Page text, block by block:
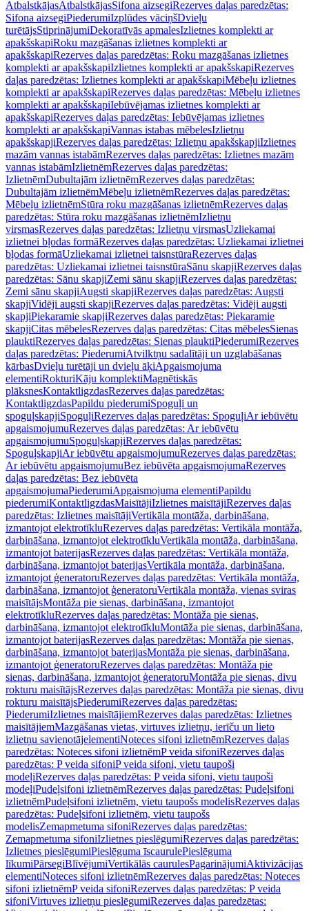
AtbalstkājasAtbalstkājasSifona aizsegiRezerves daļas paredzētas:
Sifona aizsegiPiederumiIzplūdes vāciņšDvieļu
turētājsStiprinājumiDekoratīvās apmalesIzlietnes komplekti ar
apakšskapiRoku mazgāšanas izlietnes komplekti ar
apakšskapiRezerves daļas paredzētas: Roku mazgāšanas izlietnes
komplekti ar apakšskapiIzlietnes komplekti ar apakšskapiRezerves
daļas paredzētas: Izlietnes komplekti ar apakšskapiMēbeļu izlietnes
komplekti ar apakšskapiRezerves daļas paredzētas: Mēbeļu izlietnes
komplekti ar apakšskapiIebūvējamas izlietnes komplekti ar
apakšskapiRezerves daļas paredzētas: Iebūvējamas izlietnes
komplekti ar apakšskapiVannas istabas mēbelesIzlietņu
apakšskapjiRezerves daļas paredzētas: Izlietņu apakšskapjiIzlietnes
mazām vannas istabāmRezerves daļas paredzētas: Izlietnes mazām
vannas istabāmIzlietnēmRezerves daļas paredzētas:
IzlietnēmDubultajām izlietnēmRezerves daļas paredzētas:
Dubultajām izlietnēmMēbeļu izlietnēmRezerves daļas paredzētas:
Mēbeļu izlietnēmStūra roku mazgāšanas izlietnēmRezerves daļas
paredzētas: Stūra roku mazgāšanas izlietnēmIzlietņu
virsmasRezerves daļas paredzētas: Izlietņu virsmasUzliekamai
izlietnei bļodas formāRezerves daļas paredzētas: Uzliekamai izlietnei
bļodas formāUzliekamai izlietnei taisnstūraRezerves daļas
paredzētas: Uzliekamai izlietnei taisnstūraSānu skapjiRezerves daļas
paredzētas: Sānu skapjiZemi sānu skapjiRezerves daļas paredzētas:
Zemi sānu skapjiAugsti skapjiRezerves daļas paredzētas: Augsti
skapjiVidēji augsti skapjiRezerves daļas paredzētas: Vidēji augsti
skapjiPiekaramie skapjiRezerves daļas paredzētas: Piekaramie
skapjiCitas mēbelesRezerves daļas paredzētas: Citas mēbelesSienas
plauktiRezerves daļas paredzētas: Sienas plauktiPiederumiRezerves
daļas paredzētas: PiederumiAtvilktņu sadalītāji un uzglabāšanas
kārbasDvieļu turētāji un dvieļu āķiApgaismojuma
elementiRokturiKāju komplektiMagnētiskās
plāksnesKontaktligzdasRezerves daļas paredzētas:
KontaktligzdasPapildu piederumiSpoguļi un
spoguļskapjiSpoguļiRezerves daļas paredzētas: SpoguļiAr iebūvētu
apgaismojumuRezerves daļas paredzētas: Ar iebūvētu
apgaismojumuSpoguļskapjiRezerves daļas paredzētas:
SpoguļskapjiAr iebūvētu apgaismojumuRezerves daļas paredzētas:
Ar iebūvētu apgaismojumuBez iebūvēta apgaismojumaRezerves
daļas paredzētas: Bez iebūvēta
apgaismojumaPiederumiApgaismojuma elementiPapildu
piederumiKontaktligzdasMaisītājiIzlietnes maisītājiRezerves daļas
paredzētas: Izlietnes maisītājiVertikāla montāža, darbināšana,
izmantojot elektrotīkluRezerves daļas paredzētas: Vertikāla montāža,
darbināšana, izmantojot elektrotīkluVertikāla montāža, darbināšana,
izmantojot baterijasRezerves daļas paredzētas: Vertikāla montāža,
darbināšana, izmantojot baterijasVertikāla montāža, darbināšana,
izmantojot ģeneratoruRezerves daļas paredzētas: Vertikāla montāža,
darbināšana, izmantojot ģeneratoruVertikāla montāža, vienas sviras
maisītājsMontāža pie sienas, darbināšana, izmantojot
elektrotīkluRezerves daļas paredzētas: Montāža pie sienas,
darbināšana, izmantojot elektrotīkluMontāža pie sienas, darbināšana,
izmantojot baterijasRezerves daļas paredzētas: Montāža pie sienas,
darbināšana, izmantojot baterijasMontāža pie sienas, darbināšana,
izmantojot ģeneratoruRezerves daļas paredzētas: Montāža pie
sienas, darbināšana, izmantojot ģeneratoruMontāža pie sienas, divu
rokturu maisītājsRezerves daļas paredzētas: Montāža pie sienas, divu
rokturu maisītājsPiederumiRezerves daļas paredzētas:
PiederumiIzlietnes maisītājiemRezerves daļas paredzētas: Izlietnes
maisītājiemMazgāšanas vietas, virtuves izlietņu, ierīču un lieto
izlietņu savienotājelementiNoteces sifoni izlietnēmRezerves daļas
paredzētas: Noteces sifoni izlietnēmP veida sifoniRezerves daļas
paredzētas: P veida sifoniP veida sifoni, vietu taupoši
modeļiRezerves daļas paredzētas: P veida sifoni, vietu taupoši
modeļiPudeļsifoni izlietnēmRezerves daļas paredzētas: Pudeļsifoni
izlietnēmPudeļsifoni izlietnēm, vietu taupošs modelisRezerves daļas
paredzētas: Pudeļsifoni izlietnēm, vietu taupošs
modelisZemapmetuma sifoniRezerves daļas paredzētas:
Zemapmetuma sifoniIzlietnes pieslēgumiRezerves daļas paredzētas:
Izlietnes pieslēgumiPieslēguma īscaurulePieslēguma
līkumiPārsegiBlīvējumiVertikālās caurulesPagarinājumiAktivizācijas
elementiNoteces sifoni izlietnēmRezerves daļas paredzētas: Noteces
sifoni izlietnēmP veida sifoniRezerves daļas paredzētas: P veida
sifoniVirtuves izlietņu pieslēgumiRezerves daļas paredzētas: